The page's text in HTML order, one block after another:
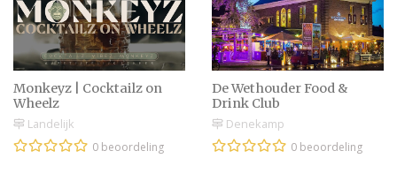
Monkeyz | Cocktailz on
Wheelz
Landelijk
0 beoordeling
De Wethouder Food &
Drink Club
Denekamp
0 beoordeling